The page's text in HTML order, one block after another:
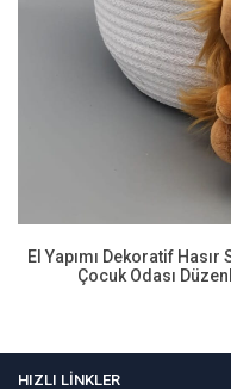
El Yapımı Dekoratif
Çocuk Odası
HIZLI LINKLER